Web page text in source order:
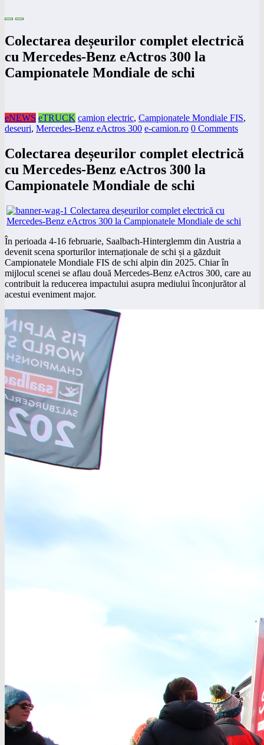
Colectarea deșeurilor complet electrică
cu Mercedes-Benz eActros 300 la
Campionatele Mondiale de schi
eNEWS eTRUCK camion electric, Campionatele Mondiale FIS,
deseuri, Mercedes-Benz eActros 300 e-camion.ro 0 Comments
Colectarea deșeurilor complet electrică
cu Mercedes-Benz eActros 300 la
Campionatele Mondiale de schi
În perioada 4-16 februarie, Saalbach-Hinterglemm din Austria a
devenit scena sporturilor internaționale de schi și a găzduit
Campionatele Mondiale FIS de schi alpin din 2025. Chiar în
mijlocul scenei se aflau două Mercedes-Benz eActros 300, care au
contribuit la reducerea impactului asupra mediului înconjurător al
acestui eveniment major.